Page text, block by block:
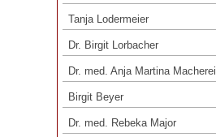
Tanja Lodermeier
Dr. Birgit Lorbacher
Dr. med. Anja Martina Macherei
Birgit Beyer
Dr. med. Rebeka Major
Andrea Kristian-Bedraoui
Tanja Lodermeier
Dr. Birgit Lorbacher
Dr. med. Anja Martina Macherei
Birgit Beyer